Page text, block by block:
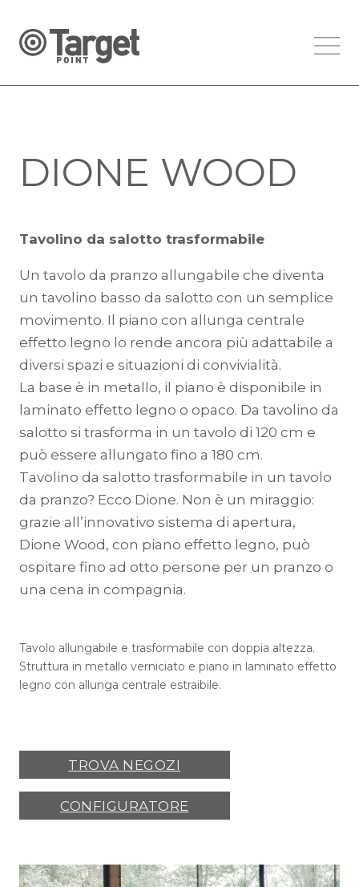
DIONE WOOD
Tavolino da salotto trasformabile
Un tavolo da pranzo allungabile che diventa
un tavolino basso da salotto con un semplice
movimento. Il piano con allunga centrale
effetto legno lo rende ancora più adattabile a
diversi spazi e situazioni di convivialità.
La base è in metallo, il piano è disponibile in
laminato effetto legno o opaco. Da tavolino da
salotto si trasforma in un tavolo di 120 cm e
può essere allungato fino a 180 cm.
Tavolino da salotto trasformabile in un tavolo
da pranzo? Ecco Dione. Non è un miraggio:
grazie all’innovativo sistema di apertura,
Dione Wood, con piano effetto legno, può
ospitare fino ad otto persone per un pranzo o
una cena in compagnia.
Tavolo allungabile e trasformabile con doppia altezza.
Struttura in metallo verniciato e piano in laminato effetto
legno con allunga centrale estraibile.
TROVA NEGOZI
CONFIGURATORE